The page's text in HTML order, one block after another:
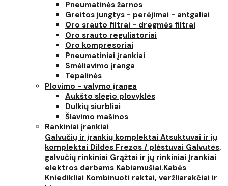
Pneumatinės žarnos
Greitos jungtys - perėjimai - antgaliai
Oro srauto filtrai - dregmės filtrai
Oro srauto reguliatoriai
Oro kompresoriai
Pneumatiniai įrankiai
Smėliavimo įranga
Tepalinės
Plovimo - valymo įranga
Aukšto slėgio plovyklės
Dulkių siurbliai
Šlavimo mašinos
Rankiniai įrankiai
Galvučių ir įrankių komplektai Atsuktuvai ir jų
komplektai Dildės Frezos / plėstuvai Galvutės,
galvučių rinkiniai Grąžtai ir jų rinkiniai Įrankiai
elektros darbams Kabiamušiai.Kabės
Kniedikliai Kombinuoti raktai, veržliarakčiai ir